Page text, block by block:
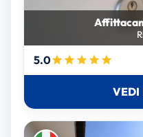
5.0
VEDI